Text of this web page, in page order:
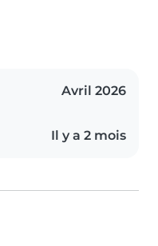
Avril 2026
Il y a 2 mois